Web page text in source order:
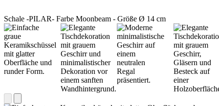
Schale -PILAR- Farbe Moonbeam - Größe Ø 14 cm